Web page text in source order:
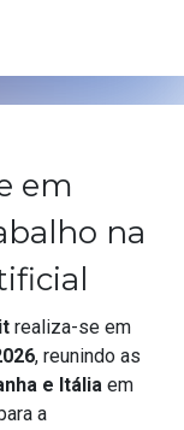
em
na
realiza-se em
, reunindo as
e Itália em
a